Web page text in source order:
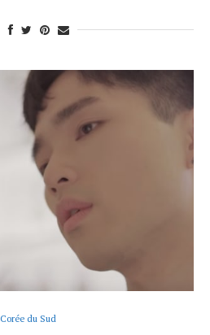
Corée du Sud